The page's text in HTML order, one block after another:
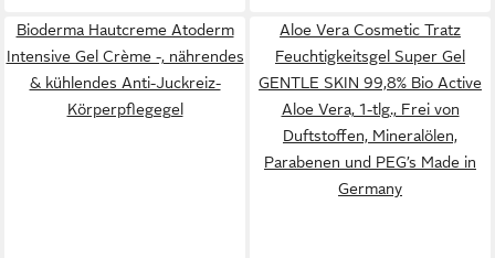
Bioderma Hautcreme Atoderm
Intensive Gel Crème -, nährendes
& kühlendes Anti-Juckreiz-
Körperpflegegel
Aloe Vera Cosmetic Tratz
Feuchtigkeitsgel Super Gel
GENTLE SKIN 99,8% Bio Active
Aloe Vera, 1-tlg., Frei von
Duftstoffen, Mineralölen,
Parabenen und PEG’s Made in
Germany